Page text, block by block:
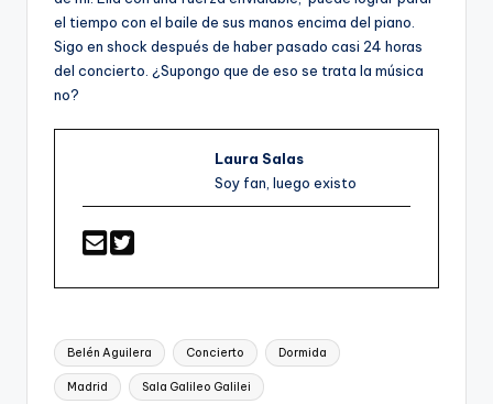
el tiempo con el baile de sus manos encima del piano.
Sigo en shock después de haber pasado casi 24 horas
del concierto. ¿Supongo que de eso se trata la música
no?
Laura Salas
Soy fan, luego existo
Etiquetas:
Belén Aguilera Concierto Dormida
Madrid Sala Galileo Galilei